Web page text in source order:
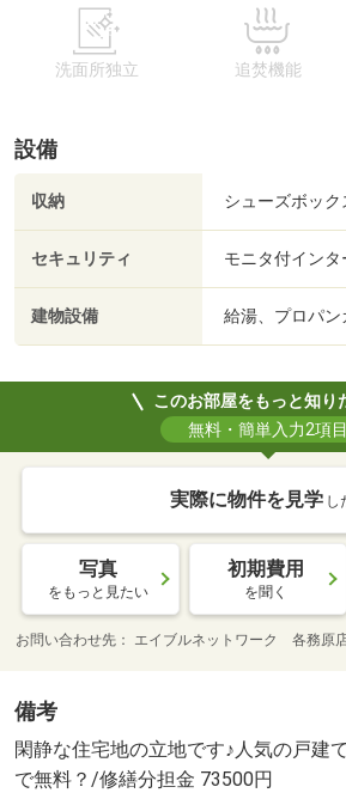
洗面所独立 追焚機能
設備
収納 シューズボック
セキュリティ モニタ付インタ
建物設備 給湯、プロパン
このお部屋をもっと知り
無料・簡単入力2項目
実際に物件を見学 し
写真
をもっと見たい
初期費用
を聞く
お問い合わせ先 エイブルネットワーク 各務原
備考
閑静な住宅地の立地です♪人気の戸建
で無料？/修繕分担金 73500円